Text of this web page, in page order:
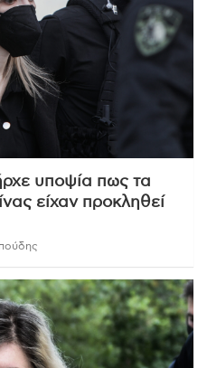
υποψία πως τα
είχαν προκληθεί